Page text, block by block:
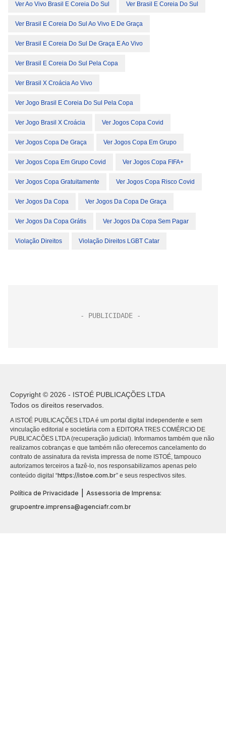
Ver Ao Vivo Brasil E Coreia Do Sul Ver Brasil E Coreia Do Sul
Ver Brasil E Coreia Do Sul Ao Vivo E De Graça
Ver Brasil E Coreia Do Sul De Graça E Ao Vivo
Ver Brasil E Coreia Do Sul Pela Copa
Ver Brasil X Croácia Ao Vivo
Ver Jogo Brasil E Coreia Do Sul Pela Copa
Ver Jogo Brasil X Croácia Ver Jogos Copa Covid
Ver Jogos Copa De Graça Ver Jogos Copa Em Grupo
Ver Jogos Copa Em Grupo Covid Ver Jogos Copa FIFA+
Ver Jogos Copa Gratuitamente Ver Jogos Copa Risco Covid
Ver Jogos Da Copa Ver Jogos Da Copa De Graça
Ver Jogos Da Copa Grátis Ver Jogos Da Copa Sem Pagar
Violação Direitos Violação Direitos LGBT Catar
Copyright © 2026 - ISTOÉ PUBLICAÇÕES LTDA
Todos os direitos reservados.
A ISTOÉ PUBLICAÇÕES LTDA é um portal digital independente e sem
vinculação editorial e societária com a EDITORA TRES COMÉRCIO DE
PUBLICACÕES LTDA (recuperação judicial). Informamos também que não
realizamos cobranças e que também não oferecemos cancelamento do
contrato de assinatura da revista impressa de nome ISTOÉ, tampouco
autorizamos terceiros a fazê-lo, nos responsabilizamos apenas pelo
conteúdo digital “https://istoe.com.br” e seus respectivos sites.
Política de Privacidade
Assessoria de Imprensa:
grupoentre.imprensa@agenciafr.com.br